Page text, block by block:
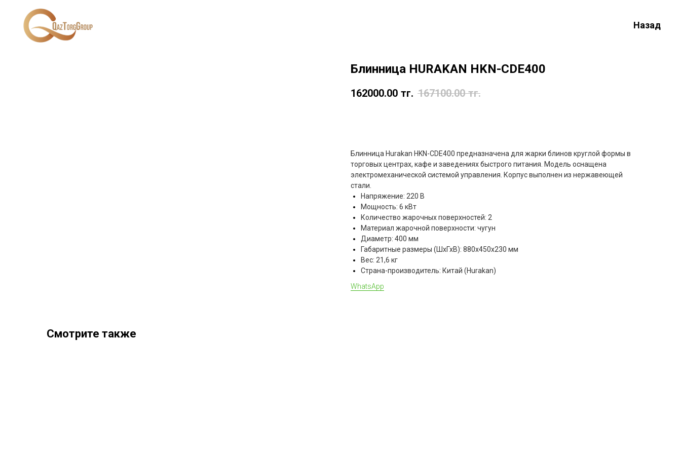
Назад
Блинница HURAKAN HKN-CDE400
162000.00 тг. 167100.00 тг.
Блинница Hurakan HKN-CDE400 предназначена для жарки блинов круглой формы в
торговых центрах, кафе и заведениях быстрого питания. Модель оснащена
электромеханической системой управления. Корпус выполнен из нержавеющей
стали.
Напряжение: 220 В
Мощность: 6 кВт
Количество жарочных поверхностей: 2
Материал жарочной поверхности: чугун
Диаметр: 400 мм
Габаритные размеры (ШхГхВ): 880х450х230 мм
Вес: 21,6 кг
Страна-производитель: Китай (Hurakan)
WhatsApp
Смотрите также